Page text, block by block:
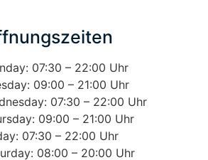
07:30 – 22:00 Uhr
09:00 – 21:00 Uhr
07:30 – 22:00 Uhr
09:00 – 21:00 Uhr
07:30 – 22:00 Uhr
08:00 – 20:00 Uhr